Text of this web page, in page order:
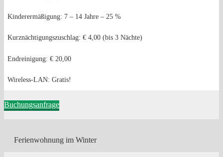
Kinderermäßigung: 7 – 14 Jahre – 25 %
Kurznächtigungszuschlag: € 4,00 (bis 3 Nächte)
Endreinigung: € 20,00
Wireless-LAN: Gratis!
Buchungsanfrage
Ferienwohnung im Winter